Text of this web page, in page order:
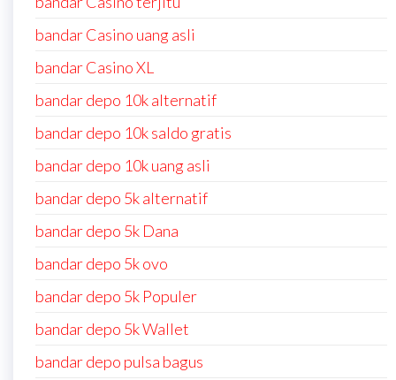
bandar Casino uang asli
bandar Casino XL
bandar depo 10k alternatif
bandar depo 10k saldo gratis
bandar depo 10k uang asli
bandar depo 5k alternatif
bandar depo 5k Dana
bandar depo 5k ovo
bandar depo 5k Populer
bandar depo 5k Wallet
bandar depo pulsa bagus